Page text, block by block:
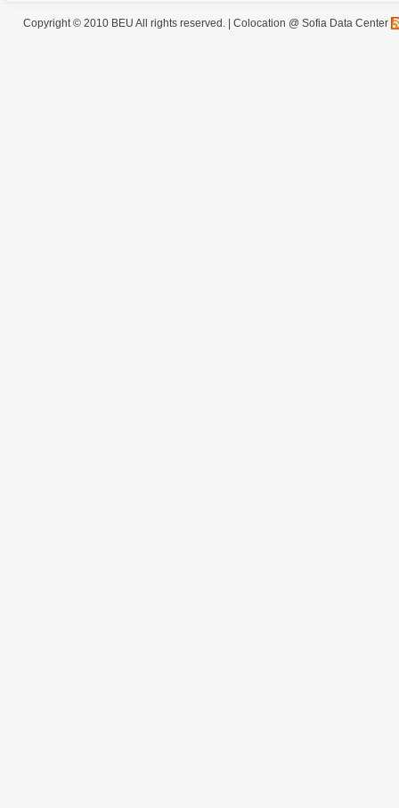
Copyright © 2010 BEU All rights reserved. | Colocation @ Sofia Data Center